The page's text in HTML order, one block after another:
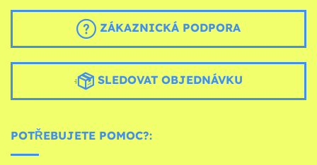
ZÁKAZNICKÁ PODPORA
SLEDOVAT OBJEDNÁVKU
POTŘEBUJETE POMOC?: